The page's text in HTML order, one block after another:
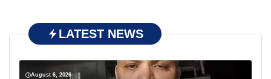
LATEST NEWS
August 6, 2026